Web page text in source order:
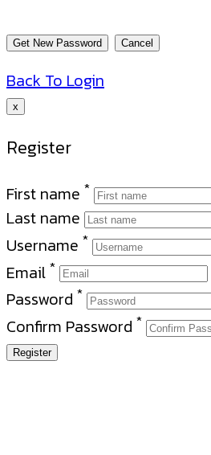
Back To Login
x
Register
First name *
Last name
Username *
Email *
Password *
Confirm Password *
Register